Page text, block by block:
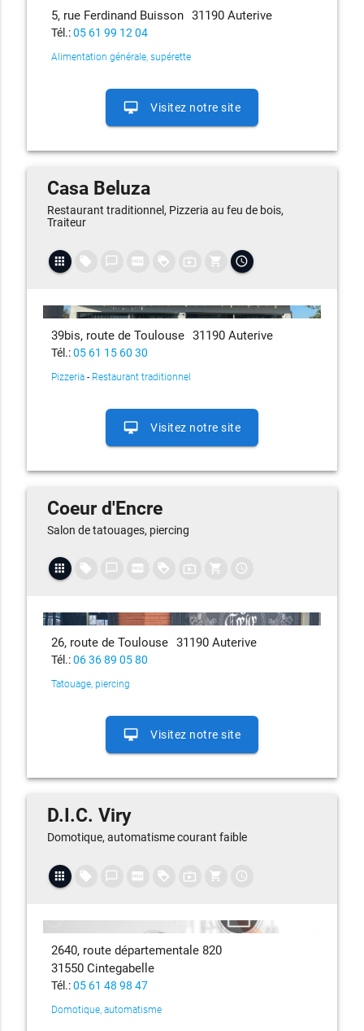
5, rue Ferdinand Buisson 31190 Auterive
Tél.:05 61 99 12 04
Alimentation générale, supérette
desktop_mac Visitez notre site
Casa Beluza
Restaurant traditionnel, Pizzeria au feu de bois,
Traiteur
apps local_offer chat_bubble_outline fiber_new loyalty live_tv shopping_cart access_time
39bis, route de Toulouse 31190 Auterive
Tél.:05 61 15 60 30
Pizzeria - Restaurant traditionnel
desktop_mac Visitez notre site
Coeur d'Encre
Salon de tatouages, piercing
apps local_offer chat_bubble_outline fiber_new loyalty live_tv shopping_cart access_time
26, route de Toulouse 31190 Auterive
Tél.:06 36 89 05 80
Tatouage, piercing
desktop_mac Visitez notre site
D.I.C. Viry
Domotique, automatisme courant faible
apps local_offer chat_bubble_outline fiber_new loyalty live_tv shopping_cart access_time
2640, route départementale 820
31550 Cintegabelle
Tél.:05 61 48 98 47
Domotique, automatisme